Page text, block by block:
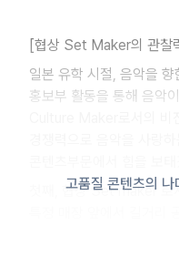
[협상 Set Maker의 관찰
일본 유학 시절, 음악을 향
홍보부 활동을 통해 음악
첫째, 협상 Set maker 로
고품질 콘텐츠의